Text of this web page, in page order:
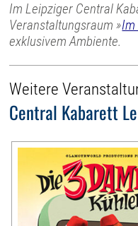
Im Leipziger Central
Veranstaltungsraum »Im
exklusivem Ambiente.
Weitere
Central Kabarett